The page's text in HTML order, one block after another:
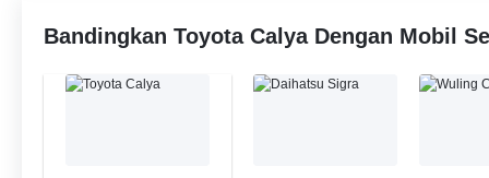
Bandingkan Toyota Calya Dengan Mobil